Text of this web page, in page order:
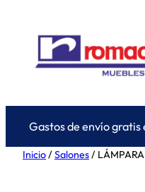
contenido
Gastos de envío
Inicio/Salones/ LÁMPARA